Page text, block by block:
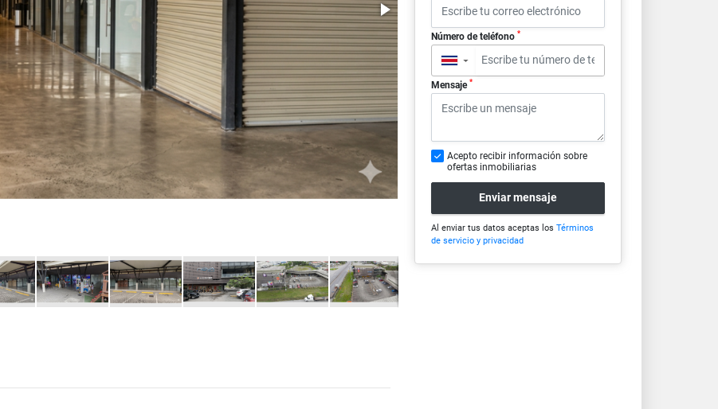
Número de teléfono *
▼
Mensaje *
Acepto recibir información sobre
ofertas inmobiliarias
Enviar mensaje
Al enviar tus datos aceptas los Términos
de servicio y privacidad